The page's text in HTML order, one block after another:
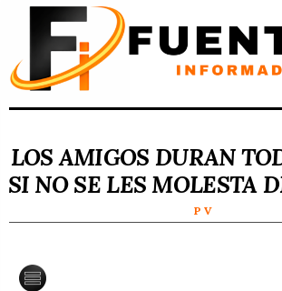
LOS AMIGOS DURAN
SI NO SE LES MOLESTA
P V